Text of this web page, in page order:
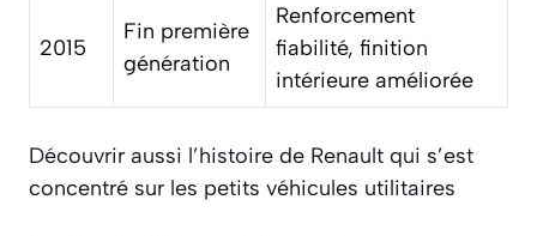
2015
Fin première
génération
Renforcement
fiabilité, finition
intérieure améliorée
Découvrir aussi l’histoire de Renault qui s’est
concentré sur les petits véhicules utilitaires